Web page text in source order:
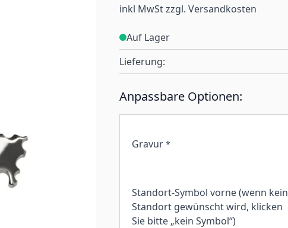
inkl MwSt zzgl. Versandkosten
Auf Lager
Lieferung:
Anpassbare Optionen:
Gravur *
Standort-Symbol vorne (wenn kein
Standort gewünscht wird, klicken
Sie bitte „kein Symbol“)